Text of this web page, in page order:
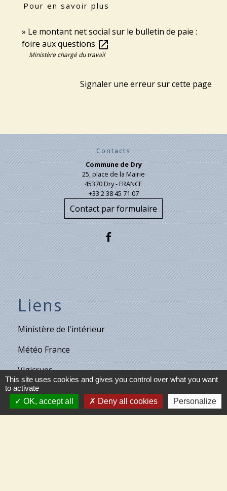
Pour en savoir plus
Le montant net social sur le bulletin de paie :
foire aux questions open_in_new
Ministère chargé du travail
Signaler une erreur sur cette page
Contacts
Commune de Dry
25, place de la Mairie
45370 Dry - FRANCE
+33 2 38 45 71 07
Contact par formulaire
Liens
Ministère de l'intérieur
Météo France
Vigicrues
Son & Lumières de Cléry
Maison de retraite de Villecante
This site uses cookies and gives you control over what you want
to activate
OK, accept all
Deny all cookies Personalize